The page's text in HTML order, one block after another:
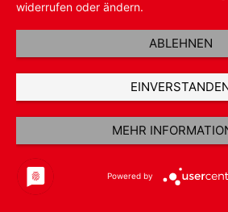
widerrufen oder ändern.
ABLEHNEN
MEHR
Powered by